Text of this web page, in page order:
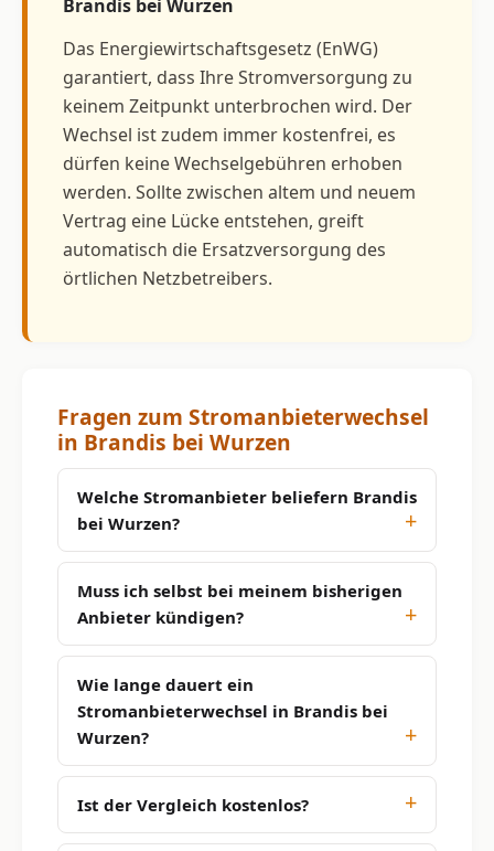
Brandis bei Wurzen
Das Energiewirtschaftsgesetz (EnWG)
garantiert, dass Ihre Stromversorgung zu
keinem Zeitpunkt unterbrochen wird. Der
Wechsel ist zudem immer kostenfrei, es
dürfen keine Wechselgebühren erhoben
werden. Sollte zwischen altem und neuem
Vertrag eine Lücke entstehen, greift
automatisch die Ersatzversorgung des
örtlichen Netzbetreibers.
Fragen zum Stromanbieterwechsel
in Brandis bei Wurzen
Welche Stromanbieter beliefern Brandis
bei Wurzen?
Muss ich selbst bei meinem bisherigen
Anbieter kündigen?
Wie lange dauert ein
Stromanbieterwechsel in Brandis bei
Wurzen?
Ist der Vergleich kostenlos?